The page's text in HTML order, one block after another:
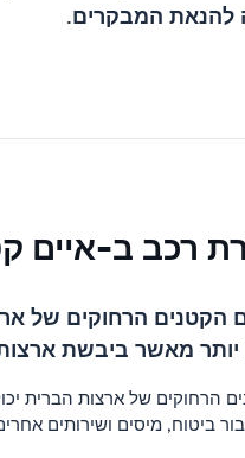
להנאת המבקרים.
רכב ב-איים
הקטנים הרחוקים של
יותר מאשר ביבשת
ביטוח, מיסים ושירותים